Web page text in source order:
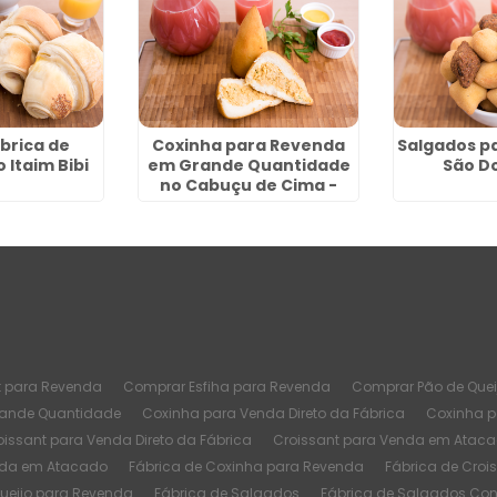
de
Itaim Bibi
Coxinha para Revenda
em Grande Quantidade
no Cabuçu de Cima -
Salgados
São
Revenda Comprar Esfiha para Revenda Comprar Pão de
Quantidade Coxinha para Venda Direto da Fábrica
Coxinha
para Venda Direto da Fábrica Croissant para Venda em
em Atacado Fábrica de Coxinha para Revenda
Fábrica de
para Revenda Fábrica de Salgados Fábrica de Salgados